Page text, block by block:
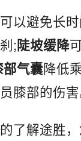
可以避免长
;陡坡缓降
部气囊降低
膝部的伤害
了解途胜